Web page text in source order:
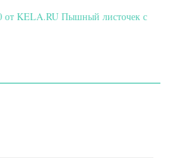
от KELA.RU Пышный листочек с